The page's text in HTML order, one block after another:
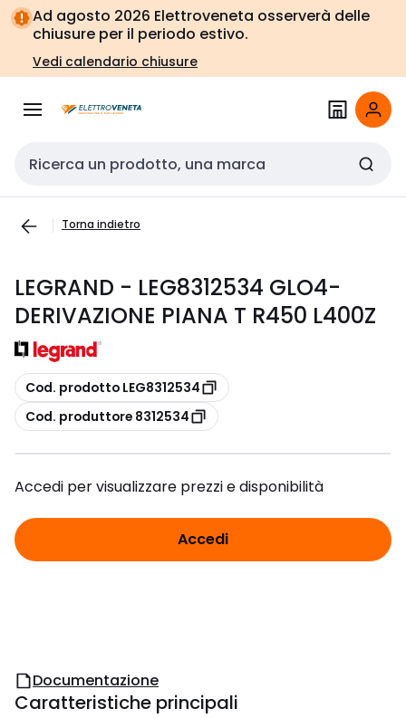
Vai alla
navigazione
Vai
alla
pagina
Ad agosto 2026 Elettroveneta osserverà delle
chiusure per il periodo estivo.
Vedi calendario chiusure
Cerca input
Torna indietro
LEGRAND - LEG8312534 GLO4-
DERIVAZIONE PIANA T R450 L400Z
copia
Cod. prodotto LEG8312534
copia
Cod. produttore 8312534
Accedi per visualizzare prezzi e disponibilità
Accedi
Documentazione
Caratteristiche principali